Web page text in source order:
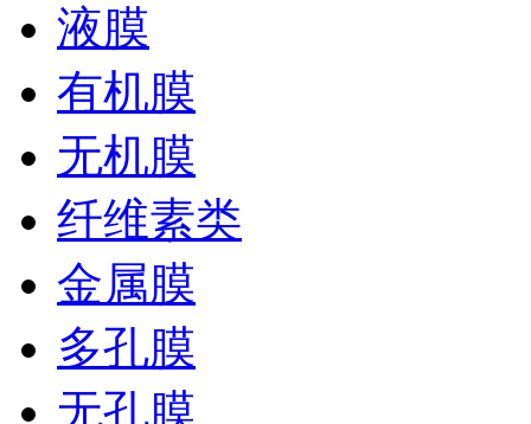
液膜
有机膜
无机膜
纤维素类
金属膜
多孔膜
无孔膜